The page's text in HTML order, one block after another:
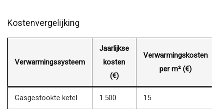
Kostenvergelijking
Verwarmingssysteem
Jaarlijkse
kosten
(€)
Verwarmingskosten
per m² (€)
Gasgestookte ketel 1.500 15